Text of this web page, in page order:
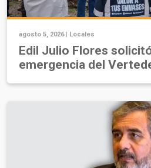
agosto 5, 2026 | Locales
Edil Julio Flores
emergencia del